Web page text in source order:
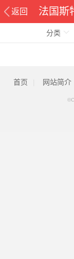
返回 法国斯
分类
首页 网站简介